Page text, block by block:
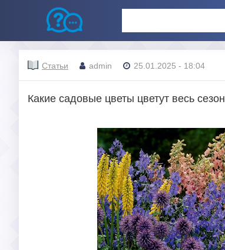
Статьи admin 25.01.2025 - 18:04
Какие садовые цветы цветут весь сезон